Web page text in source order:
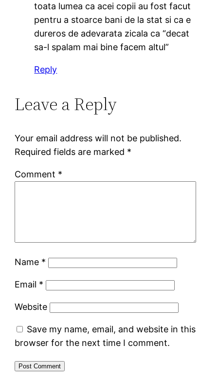
toata lumea ca acei copii au fost facut
pentru a stoarce bani de la stat si ca e
dureros de adevarata zicala ca “decat
sa-l spalam mai bine facem altul”
Reply
Leave a Reply
Your email address will not be published.
Required fields are marked *
Comment *
Name *
Email *
Website
Save my name, email, and website in this
browser for the next time I comment.